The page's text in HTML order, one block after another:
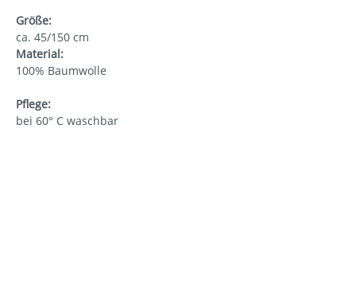
Größe:
ca. 45/150 cm
Material:
100% Baumwolle
Pflege:
bei 60° C waschbar